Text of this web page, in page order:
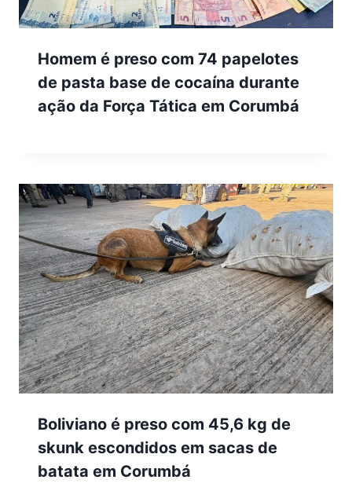
Homem é preso com 74 papelotes
de pasta base de cocaína durante
ação da Força Tática em Corumbá
Boliviano é preso com 45,6 kg de
skunk escondidos em sacas de
batata em Corumbá